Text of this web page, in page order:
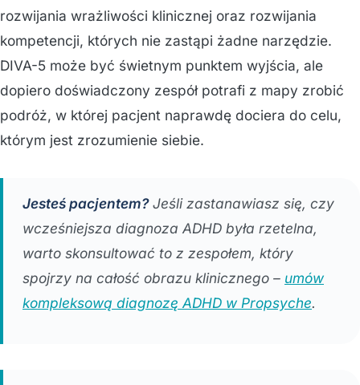
rozwijania wrażliwości klinicznej oraz rozwijania
kompetencji, których nie zastąpi żadne narzędzie.
DIVA-5 może być świetnym punktem wyjścia, ale
dopiero doświadczony zespół potrafi z mapy zrobić
podróż, w której pacjent naprawdę dociera do celu,
którym jest zrozumienie siebie.
Jesteś pacjentem?Jeśli zastanawiasz się, czy
wcześniejsza diagnoza ADHD była rzetelna,
warto skonsultować to z zespołem, który
spojrzy na całość obrazu klinicznego – umów
kompleksową diagnozę ADHD w Propsyche.